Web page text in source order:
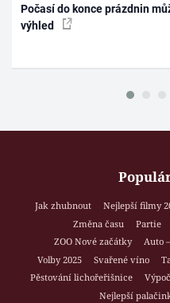
Počasí do konce prázdnin
výhled
Jak zhubnout Nejlepší filmy
Změna času
Partie
ZOO Nové začátky
Auto
Volby 2025
Svařené víno
Pěstování lichořeřišnice
Nejlepší